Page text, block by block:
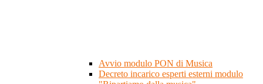
Avvio modulo PON di Musica
Decreto incarico esperti esterni modulo